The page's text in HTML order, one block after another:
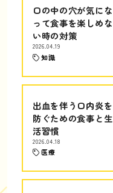
口の中の穴が気にな
って食事を楽しめな
い時の対策
2026.04.19
知識
出血を伴う口内炎を
防ぐための食事と生
活習慣
2026.04.18
医療